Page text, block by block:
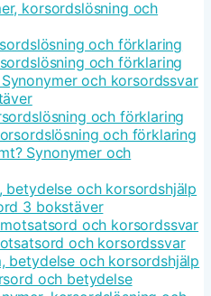
korsordslösning och
och förklaring
och förklaring
och korsordssvar
och förklaring
och förklaring
Synonymer och
betydelse och korsordshjälp
3 bokstäver
och korsordssvar
och korsordssvar
betydelse och korsordshjälp
och betydelse